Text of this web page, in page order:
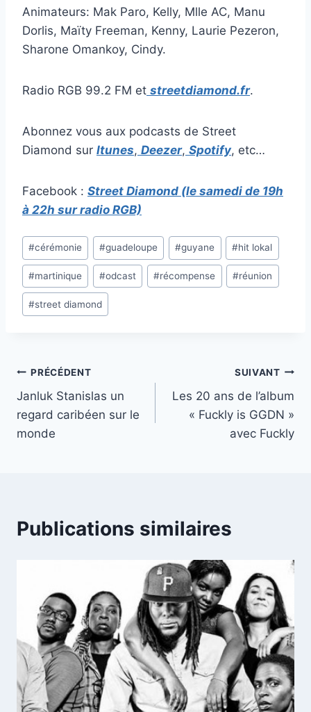
Animateurs: Mak Paro, Kelly, Mlle AC, Manu
Dorlis, Maïty Freeman, Kenny, Laurie Pezeron,
Sharone Omankoy, Cindy.
Radio RGB 99.2 FM et streetdiamond.fr.
Abonnez vous aux podcasts de Street
Diamond sur Itunes, Deezer, Spotify, etc…
Facebook : Street Diamond (le samedi de 19h
à 22h sur radio RGB)
Étiquettes
de
la
publication :
#cérémonie #guadeloupe #guyane #hit lokal
#martinique #odcast #récompense #réunion
#street diamond
Navigation
de
l’article
PRÉCÉDENT
Janluk Stanislas un
regard caribéen sur le
monde
SUIVANT
Les 20 ans de l’album
« Fuckly is GGDN »
avec Fuckly
Publications similaires